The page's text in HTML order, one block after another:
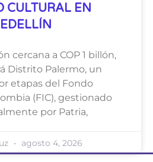
CULTURAL EN
cercana a COP 1 billón,
Distrito Palermo, un
etapas del Fondo
(FIC), gestionado
por Patria,
agosto 4, 2026